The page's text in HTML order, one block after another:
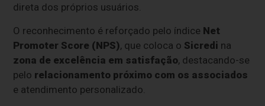
direta dos próprios usuários.
O reconhecimento é reforçado pelo índice Net
Promoter Score (NPS), que coloca o Sicredi na
zona de excelência em satisfação, destacando-se
pelo relacionamento próximo com os associados
e atendimento personalizado.